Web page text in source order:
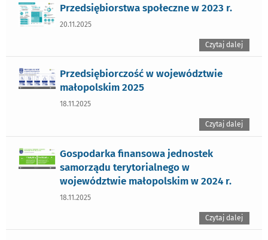
Przedsiębiorstwa społeczne w 2023 r.
20.11.2025
Czytaj dalej
Przedsiębiorczość w województwie
małopolskim 2025
18.11.2025
Czytaj dalej
Gospodarka finansowa jednostek
samorządu terytorialnego w
województwie małopolskim w 2024 r.
18.11.2025
Czytaj dalej